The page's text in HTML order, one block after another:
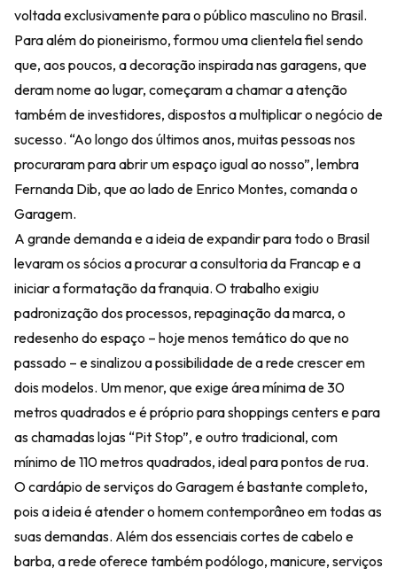
voltada exclusivamente para o público masculino no Brasil.
Para além do pioneirismo, formou uma clientela fiel sendo
que, aos poucos, a decoração inspirada nas garagens, que
deram nome ao lugar, começaram a chamar a atenção
também de investidores, dispostos a multiplicar o negócio de
sucesso. “Ao longo dos últimos anos, muitas pessoas nos
procuraram para abrir um espaço igual ao nosso”, lembra
Fernanda Dib, que ao lado de Enrico Montes, comanda o
Garagem.
A grande demanda e a ideia de expandir para todo o Brasil
levaram os sócios a procurar a consultoria da Francap e a
iniciar a formatação da franquia. O trabalho exigiu
padronização dos processos, repaginação da marca, o
redesenho do espaço – hoje menos temático do que no
passado – e sinalizou a possibilidade de a rede crescer em
dois modelos. Um menor, que exige área mínima de 30
metros quadrados e é próprio para shoppings centers e para
as chamadas lojas “Pit Stop”, e outro tradicional, com
mínimo de 110 metros quadrados, ideal para pontos de rua.
O cardápio de serviços do Garagem é bastante completo,
pois a ideia é atender o homem contemporâneo em todas as
suas demandas. Além dos essenciais cortes de cabelo e
barba, a rede oferece também podólogo, manicure, serviços